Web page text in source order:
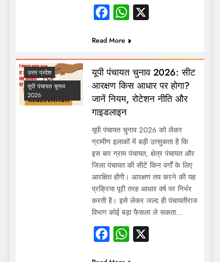
Facebook
WhatsApp
X
Read More
उत्तर प्रदेश
यूपी पंचायत चुनाव
2026
यूपी पंचायत चुनाव 2026: सीट
आरक्षण किस आधार पर होगा?
जानें नियम, रोटेशन नीति और
गाइडलाइन
यूपी पंचायत चुनाव 2026 को लेकर
ग्रामीण इलाकों में बड़ी उत्सुकता है कि
इस बार ग्राम पंचायत, क्षेत्र पंचायत और
जिला पंचायत की सीटें किन वर्गों के लिए
आरक्षित होंगी। आरक्षण तय करने की यह
प्रक्रिया पूरी तरह आधार वर्ष पर निर्भर
करती है। इसे लेकर जल्द ही पंचायतीराज
विभाग कोई बड़ा फैसला ले सकता…
Facebook
WhatsApp
X